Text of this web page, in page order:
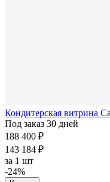
Кондитерская витрина
Под заказ 30 дней
188 400 ₽
143 184 ₽
за 1 шт
-24%